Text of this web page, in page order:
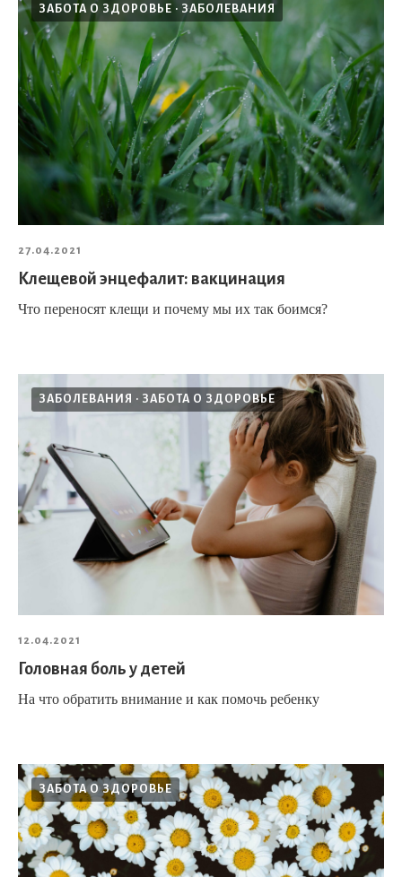
ЗАБОТА О ЗДОРОВЬЕ ЗАБОЛЕВАНИЯ
27.04.2021
Клещевой энцефалит: вакцинация
Что переносят клещи и почему мы их так боимся?
ЗАБОЛЕВАНИЯ ЗАБОТА О ЗДОРОВЬЕ
12.04.2021
Головная боль у детей
На что обратить внимание и как помочь ребенку
ЗАБОТА О ЗДОРОВЬЕ